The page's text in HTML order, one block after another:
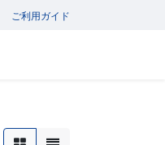
ご利用ガイド